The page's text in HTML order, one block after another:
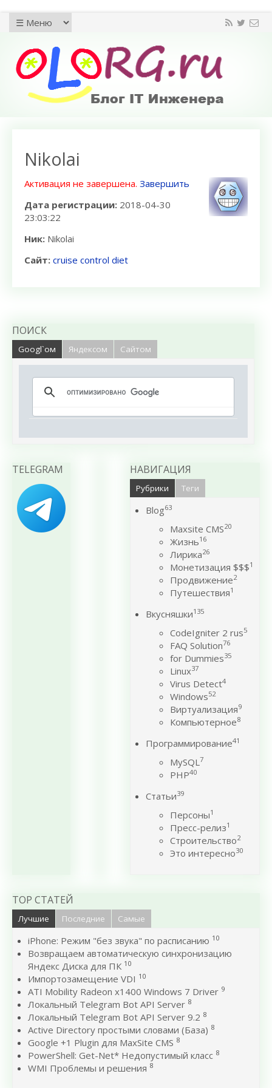
Nikolai
Активация не завершена. Завершить
Дата регистрации: 2018-04-30
23:03:22
Ник: Nikolai
Сайт: cruise control diet
ПОИСК
Googl`ом Яндексом Сайтом
TELEGRAM НАВИГАЦИЯ
Рубрики Теги
Blog63
Maxsite CMS20
Жизнь16
Лирика26
Монетизация $$$1
Продвижение2
Путешествия1
Вкусняшки135
CodeIgniter 2 rus5
FAQ Solution76
for Dummies35
Linux37
Virus Detect4
Windows52
Виртуализация9
Компьютерное8
Программирование41
MySQL7
PHP40
Статьи39
Персоны1
Пресс-релиз1
Строительство2
Это интересно30
TOP СТАТЕЙ
Лучшие Последние Самые
iPhone: Режим "без звука" по расписанию 10
Возвращаем автоматическую синхронизацию
Яндекс Диска для ПК 10
Импортозамещение VDI 10
ATI Mobility Radeon x1400 Windows 7 Driver 9
Локальный Telegram Bot API Server 8
Локальный Telegram Bot API Server 9.2 8
Active Directory простыми словами (База) 8
Google +1 Plugin для MaxSite CMS 8
PowerShell: Get-Net* Недопустимый класс 8
WMI Проблемы и решения 8